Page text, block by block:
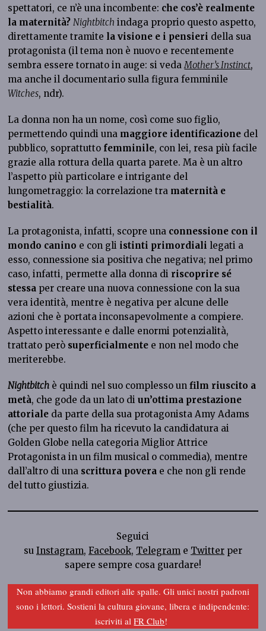
spettatori, ce n’è una incombente: che cos’è realmente
la maternità? Nightbitch indaga proprio questo aspetto,
direttamente tramite la visione e i pensieri della sua
protagonista (il tema non è nuovo e recentemente
sembra essere tornato in auge: si veda Mother’s Instinct,
ma anche il documentario sulla figura femminile
Witches, ndr).
La donna non ha un nome, così come suo figlio,
permettendo quindi una maggiore identificazione del
pubblico, soprattutto femminile, con lei, resa più facile
grazie alla rottura della quarta parete. Ma è un altro
l’aspetto più particolare e intrigante del
lungometraggio: la correlazione tra maternità e
bestialità.
La protagonista, infatti, scopre una connessione con il
mondo canino e con gli istinti primordiali legati a
esso, connessione sia positiva che negativa; nel primo
caso, infatti, permette alla donna di riscoprire sé
stessa per creare una nuova connessione con la sua
vera identità, mentre è negativa per alcune delle
azioni che è portata inconsapevolmente a compiere.
Aspetto interessante e dalle enormi potenzialità,
trattato però superficialmente e non nel modo che
meriterebbe.
Nightbitch è quindi nel suo complesso unfilm riuscito a
metà, che gode da un lato diun’ottima prestazione
attoriale da parte della sua protagonista Amy Adams
(che per questo film ha ricevuto la candidatura ai
Golden Globe nella categoria Miglior Attrice
Protagonista in un film musical o commedia), mentre
dall’altro di una scrittura povera e che non gli rende
del tutto giustizia.
Seguici
su Instagram, Facebook, Telegram e Twitterper
sapere sempre cosa guardare!
Non abbiamo grandi editori alle spalle. Gli unici nostri padroni
sono i lettori. Sostieni la cultura giovane, libera e indipendente:
iscriviti alFR Club!